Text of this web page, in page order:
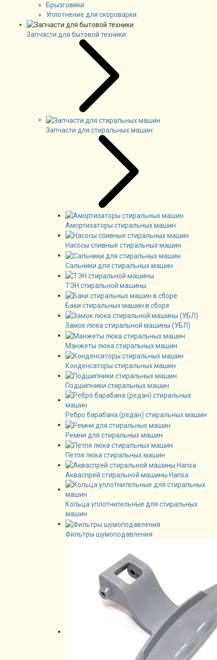
Брызговики
Уплотнение для скороварки
Запчасти для бытовой техники
Запчасти для стиральных машин
Амортизаторы стиральных машин
Насосы сливные стиральных машин
Сальники для стиральных машин
ТЭН стиральной машины
Баки стиральных машин в сборе
Замок люка стиральной машины (УБЛ)
Манжеты люка стиральных машин
Конденсаторы стиральных машин
Подшипники стиральных машин
Ребро барабана (редан) стиральных машин
Ремни для стиральных машин
Петля люка стиральных машин
Акваспрей стиральной машины Hansa
Кольца уплотнительные для стиральных
машин
Фильтры шумоподавления